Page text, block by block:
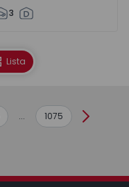
3
Lista
... 1075